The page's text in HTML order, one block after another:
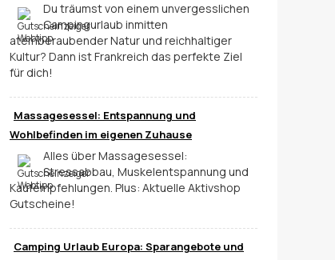
Du träumst von einem unvergesslichen
Campingurlaub inmitten
atemberaubender Natur und reichhaltiger
Kultur? Dann ist Frankreich das perfekte Ziel
für dich!
Massagesessel: Entspannung und
Wohlbefinden im eigenen Zuhause
Alles über Massagesessel:
Stressabbau, Muskelentspannung und
Kaufempfehlungen. Plus: Aktuelle Aktivshop
Gutscheine!
Camping Urlaub Europa: Sparangebote und